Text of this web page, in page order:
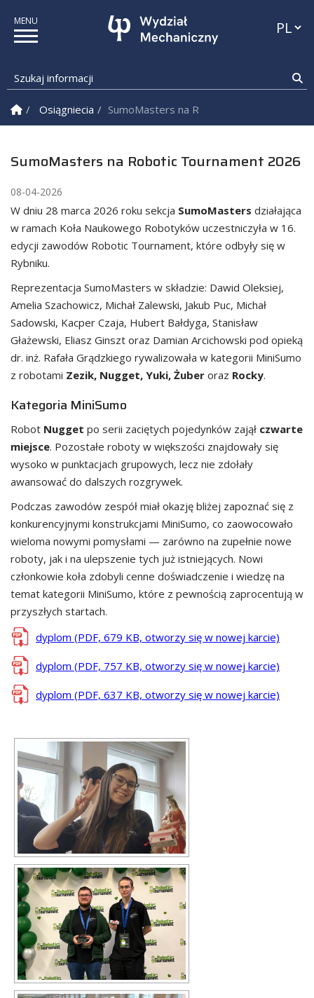
Szukaj informacji
Strona Główna
Osiągniecia SumoMasters na Robotic Tournament
SumoMasters na Robotic Tournament 2026
08-04-2026
W dniu 28 marca 2026 roku sekcja SumoMasters działająca
w ramach Koła Naukowego Robotyków uczestniczyła w 16.
edycji zawodów Robotic Tournament, które odbyły się w
Rybniku.
Reprezentacja SumoMasters w składzie: Dawid Oleksiej,
Amelia Szachowicz, Michał Zalewski, Jakub Puc, Michał
Sadowski, Kacper Czaja, Hubert Bałdyga, Stanisław
Głażewski, Eliasz Ginszt oraz Damian Arcichowski pod opieką
dr. inż. Rafała Grądzkiego rywalizowała w kategorii MiniSumo
z robotami Zezik, Nugget, Yuki, Żuber oraz Rocky.
Kategoria MiniSumo
Robot Nugget po serii zaciętych pojedynków zajął czwarte
miejsce. Pozostałe roboty w większości znajdowały się
wysoko w punktacjach grupowych, lecz nie zdołały
awansować do dalszych rozgrywek.
Podczas zawodów zespół miał okazję bliżej zapoznać się z
konkurencyjnymi konstrukcjami MiniSumo, co zaowocowało
wieloma nowymi pomysłami — zarówno na zupełnie nowe
roboty, jak i na ulepszenie tych już istniejących. Nowi
członkowie koła zdobyli cenne doświadczenie i wiedzę na
temat kategorii MiniSumo, które z pewnością zaprocentują w
przyszłych startach.
dyplom (PDF, 679 KB, otworzy się w nowej karcie)
dyplom (PDF, 757 KB, otworzy się w nowej karcie)
dyplom (PDF, 637 KB, otworzy się w nowej karcie)